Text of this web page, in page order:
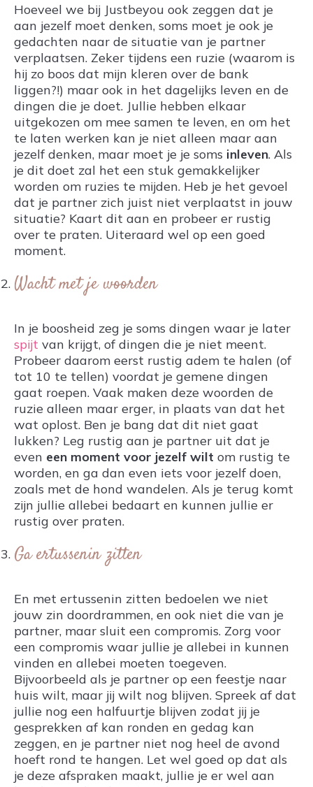
Hoeveel we bij Justbeyou ook zeggen dat je
aan jezelf moet denken, soms moet je ook je
gedachten naar de situatie van je partner
verplaatsen. Zeker tijdens een ruzie (waarom is
hij zo boos dat mijn kleren over de bank
liggen?!) maar ook in het dagelijks leven en de
dingen die je doet. Jullie hebben elkaar
uitgekozen om mee samen te leven, en om het
te laten werken kan je niet alleen maar aan
jezelf denken, maar moet je je soms inleven. Als
je dit doet zal het een stuk gemakkelijker
worden om ruzies te mijden. Heb je het gevoel
dat je partner zich juist niet verplaatst in jouw
situatie? Kaart dit aan en probeer er rustig
over te praten. Uiteraard wel op een goed
moment.
Wacht met je woorden
In je boosheid zeg je soms dingen waar je later
spijt van krijgt, of dingen die je niet meent.
Probeer daarom eerst rustig adem te halen (of
tot 10 te tellen) voordat je gemene dingen
gaat roepen. Vaak maken deze woorden de
ruzie alleen maar erger, in plaats van dat het
wat oplost. Ben je bang dat dit niet gaat
lukken? Leg rustig aan je partner uit dat je
even een moment voor jezelf wilt om rustig te
worden, en ga dan even iets voor jezelf doen,
zoals met de hond wandelen. Als je terug komt
zijn jullie allebei bedaart en kunnen jullie er
rustig over praten.
Ga ertussenin zitten
En met ertussenin zitten bedoelen we niet
jouw zin doordrammen, en ook niet die van je
partner, maar sluit een compromis. Zorg voor
een compromis waar jullie je allebei in kunnen
vinden en allebei moeten toegeven.
Bijvoorbeeld als je partner op een feestje naar
huis wilt, maar jij wilt nog blijven. Spreek af dat
jullie nog een halfuurtje blijven zodat jij je
gesprekken af kan ronden en gedag kan
zeggen, en je partner niet nog heel de avond
hoeft rond te hangen. Let wel goed op dat als
je deze afspraken maakt, jullie je er wel aan